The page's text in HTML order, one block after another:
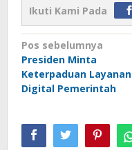
Ikuti Kami Pada
Navigasi
pos
Pos sebelumnya
Presiden Minta
Keterpaduan Layanan
Digital Pemerintah